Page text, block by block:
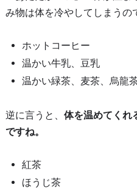
み物は体を冷やしてしまうの
ホットコーヒー
温かい牛乳、豆乳
温かい緑茶、麦茶、烏龍
逆に言うと、 体を温めてくれ
ですね。
紅茶
ほうじ茶